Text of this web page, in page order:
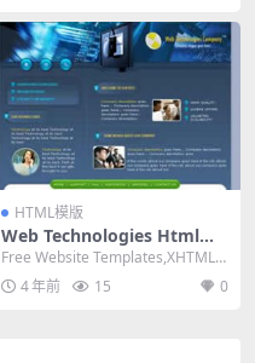
HTML模版
Web Technologies Html模
版
Free Website Templates,XHTML
1.0 Transit...
4 年前 15 0